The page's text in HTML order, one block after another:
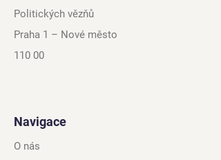
Politických vězňů
Praha 1 – Nové město
110 00
Navigace
O nás